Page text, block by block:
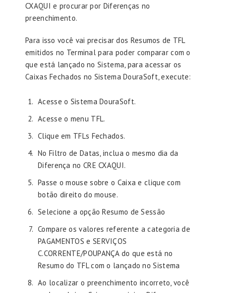
CXAQUI e procurar por Diferenças no
preenchimento.
Para isso você vai precisar dos Resumos de TFL
emitidos no Terminal para poder comparar com o
que está lançado no Sistema, para acessar os
Caixas Fechados no Sistema DouraSoft, execute:
Acesse o Sistema DouraSoft.
Acesse o menu TFL.
Clique em TFLs Fechados.
No Filtro de Datas, inclua o mesmo dia da
Diferença no CRE CXAQUI.
Passe o mouse sobre o Caixa e clique com
botão direito do mouse.
Selecione a opção Resumo de Sessão
Compare os valores referente a categoria de
PAGAMENTOS e SERVIÇOS
C.CORRENTE/POUPANÇA do que está no
Resumo do TFL com o lançado no Sistema
Ao localizar o preenchimento incorreto, você